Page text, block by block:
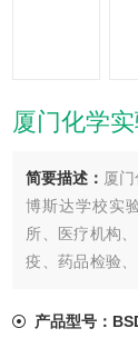
厦门化学
简要描述： 厦
博斯达学校实
所、医疗机构
疫、药品检验
【GB8978-
产品型号：